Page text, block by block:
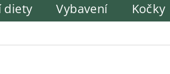
diety Vybavení Kočky